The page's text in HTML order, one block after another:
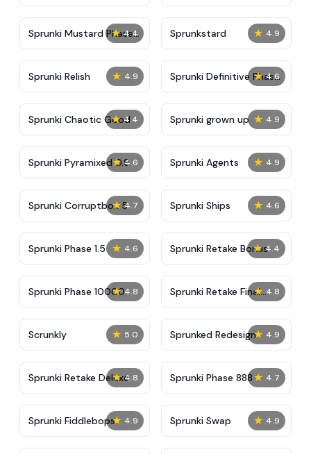
★ 4.4
Sprunki Mustard Phase
2
★ 4.9
Sprunkstard
★ 4.9
Sprunki Relish ★ 4.6
Sprunki Definitive Phase
7
★ 4.4
Sprunki Chaotic Good ★ 4.9
Sprunki grown up
★ 4.6
Sprunki Pyramixed 0.9 ★ 4.9
Sprunki Agents
★ 4.7
Sprunki Corruptbox 5 ★ 4.6
Sprunki Ships
★ 4.6
Sprunki Phase 1.5 ★ 4.4
Sprunki Retake Bonus
★ 4.8
Sprunki Phase 10000 ★ 4.8
Sprunki Retake Final
Update
★ 5.0
Scrunkly ★ 4.9
Sprunked Redesign
★ 4.8
Sprunki Retake Deluxe ★ 4.7
Sprunki Phase 888
★ 4.9
Sprunki Fiddlebops ★ 4.9
Sprunki Swap